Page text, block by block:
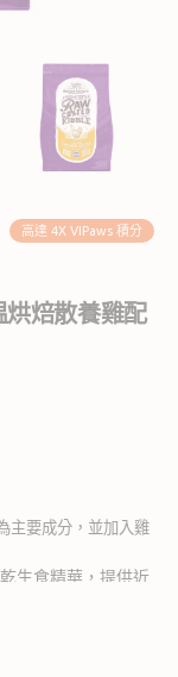
高達 4X VIPaws 積分
烘焙散養雞配
主要成分，並加入雞
生食精華，提供近
性。